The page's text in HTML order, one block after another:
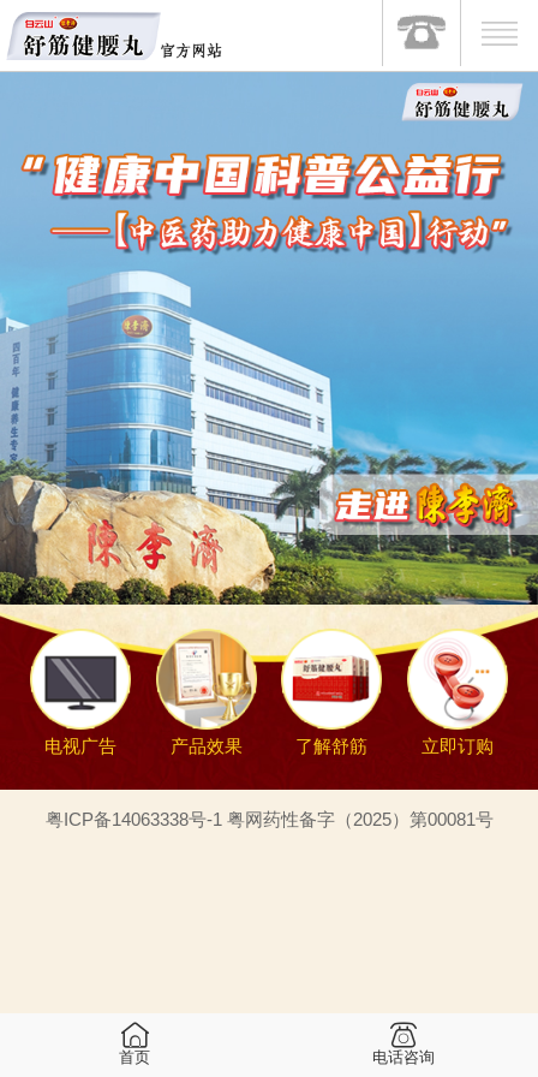
电视广告 产品效果 了解舒筋 立即订购
粤ICP备14063338号-1 粤网药性备字（2025）第00081号
首页 电话咨询